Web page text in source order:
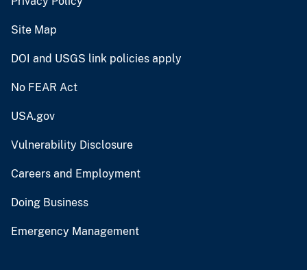
Site Map
DOI and USGS link policies apply
No FEAR Act
USA.gov
Vulnerability Disclosure
Careers and Employment
Doing Business
Emergency Management